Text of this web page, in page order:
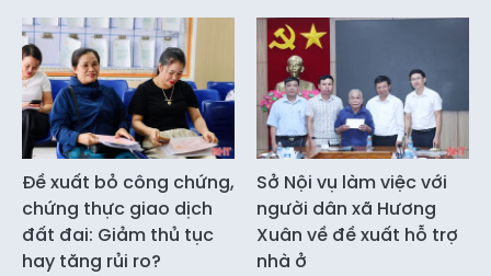
Đề xuất bỏ công chứng,
chứng thực giao dịch
đất đai: Giảm thủ tục
hay tăng rủi ro?
Sở Nội vụ làm việc với
người dân xã Hương
Xuân về đề xuất hỗ trợ
nhà ở